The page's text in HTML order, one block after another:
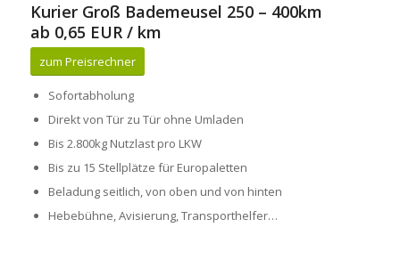
Kurier Groß Bademeusel 250 – 400km
ab 0,65 EUR / km
zum Preisrechner
Sofortabholung
Direkt von Tür zu Tür ohne Umladen
Bis 2.800kg Nutzlast pro LKW
Bis zu 15 Stellplätze für Europaletten
Beladung seitlich, von oben und von hinten
Hebebühne, Avisierung, Transporthelfer…